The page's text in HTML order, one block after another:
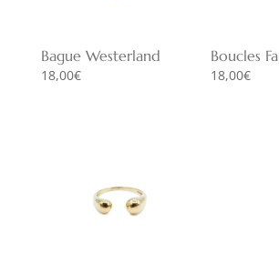
Bague Westerland
18,00€
Boucles
18,00€